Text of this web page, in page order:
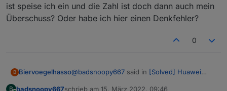
ist speise ich ein und die Zahl ist doch dann auch mein
Überschuss? Oder habe ich hier einen Denkfehler?
0
B Biervoegelhasso@badsnoopy667 said in [Solved] Huawei
B badsnoopy667schrieb am 15. März 2022, 09:46